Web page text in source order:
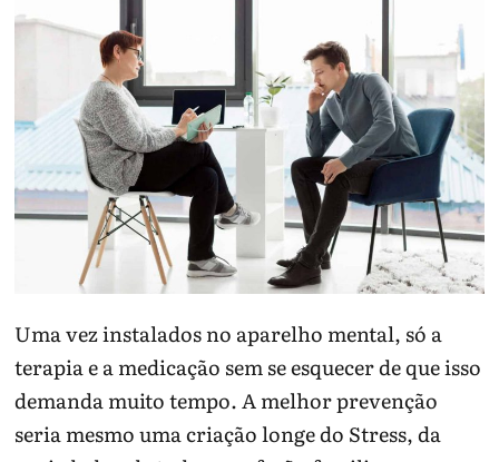
Uma vez instalados no aparelho mental, só a
terapia e a medicação sem se esquecer de que isso
demanda muito tempo. A melhor prevenção
seria mesmo uma criação longe do Stress, da